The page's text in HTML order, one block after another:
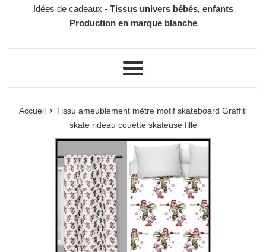
Idées de cadeaux - Tissus univers bébés, enfants
Production en marque blanche
Menu
Accueil › Tissu ameublement mètre motif skateboard Graffiti
skate rideau couette skateuse fille